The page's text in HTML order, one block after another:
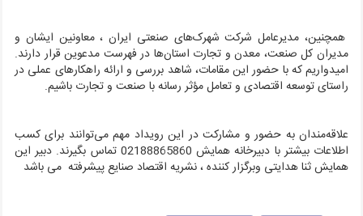
همچنین، مدیرعامل شرکت شهرک‌های صنعتی ایران ، معاونین ایشان و
مدیران کل صنعت، معدن و تجارت استان‌ها در فهرست مدعوین قرار دارند.
امیدواریم که با حضور این مقامات، شاهد بررسی و ارائه راهکارهای عملی در
راستای توسعه اقتصادی و تعامل مؤثر رسانه با صنعت و تجارت باشیم.
علاقه‌مندان به حضور و مشارکت در این رویداد مهم می‌توانند برای کسب
اطلاعات بیشتر با دبیرخانه همایش 02188865860 تماس بگیرند. دبیر این
همایش ثنا هدایتی وبرگزار کننده ، نشریه اقتصاد صنایع پیشرفته می باشد